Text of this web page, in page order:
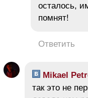
осталось,
помнят!
Ответить
Mikael
так это не